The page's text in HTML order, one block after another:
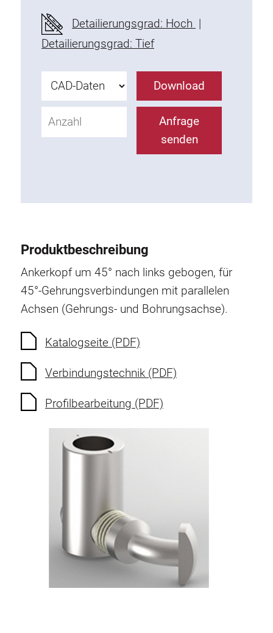
Befestigungselemente
Montagewinkel
Befestigungsleisten
Klemmblöcke
Befestigungswinkel
T-Schrauben
Gewindeteile
Doppelnutensteine
Hammermuttern
Verdrehsicherungen
Gewindeeinsätze
Rollenelemente
Kabelkanäle
Flächenelemente
Scharniere und Gelenke
Beschläge
Pneumatik Elemente
Hubsäulen
Rollbahnsystem
Detailierungsgrad: Hoch |
Detailierungsgrad: Tief
Download
Anfrage
senden
Produktbeschreibung
Ankerkopf um 45° nach links gebogen, für
45°-Gehrungsverbindungen mit parallelen
Achsen (Gehrungs- und Bohrungsachse).
Katalogseite (PDF)
Verbindungstechnik (PDF)
Profilbearbeitung (PDF)